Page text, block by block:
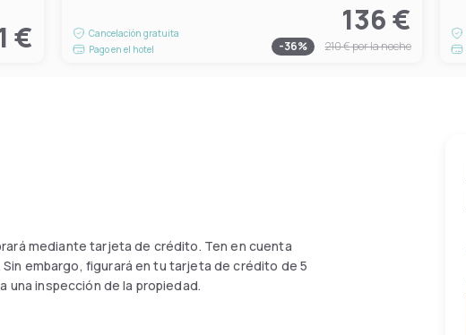
€
Cancelación gratuita
Pago en el hotel
136 €
-36% 210 €por la noche
mediante tarjeta de crédito. Ten en cuenta
embargo, figurará en tu tarjeta de crédito de 5
una inspección de la propiedad.